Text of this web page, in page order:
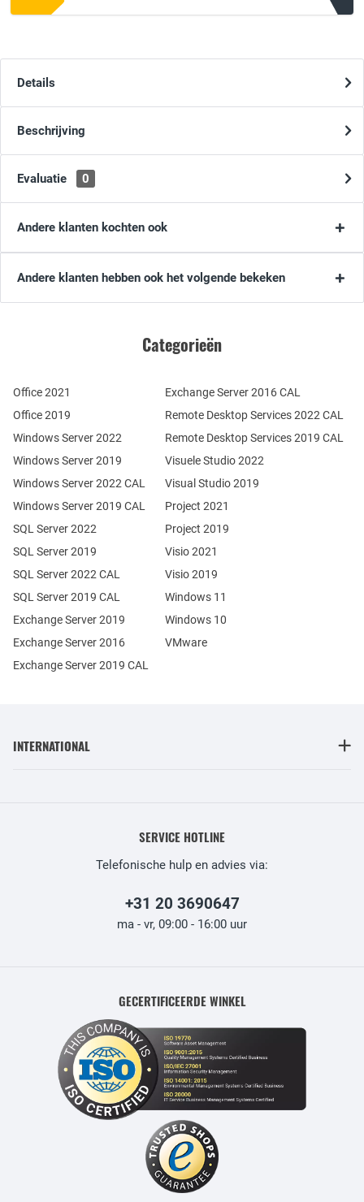
Details
Beschrijving
Evaluatie 0
Andere klanten kochten ook
Andere klanten hebben ook het volgende bekeken
Categorieën
Office 2021
Office 2019
Windows Server 2022
Windows Server 2019
Exchange Server 2019
Exchange Server 2016
SQL Server 2022
SQL Server 2019
Windows Server 2022 CAL
Windows Server 2019 CAL
SQL Server 2022 CAL
SQL Server 2019 CAL
Remote Desktop Services 2022 CAL
Remote Desktop Services 2019 CAL
Exchange Server 2019 CAL
Exchange Server 2016 CAL
Visuele Studio 2022
Visual Studio 2019
Project 2021
Project 2019
Visio 2021
Visio 2019
Windows 11
Windows 10
VMware
INTERNATIONAL
SERVICE HOTLINE
Telefonische hulp en advies via:
+31 20 3690647
ma - vr, 09:00 - 16:00 uur
GECERTIFICEERDE WINKEL